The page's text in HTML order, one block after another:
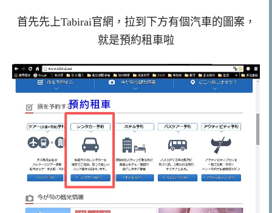
首先先上Tabirai官網，拉到下方有個汽車的圖案，
就是預約租車啦